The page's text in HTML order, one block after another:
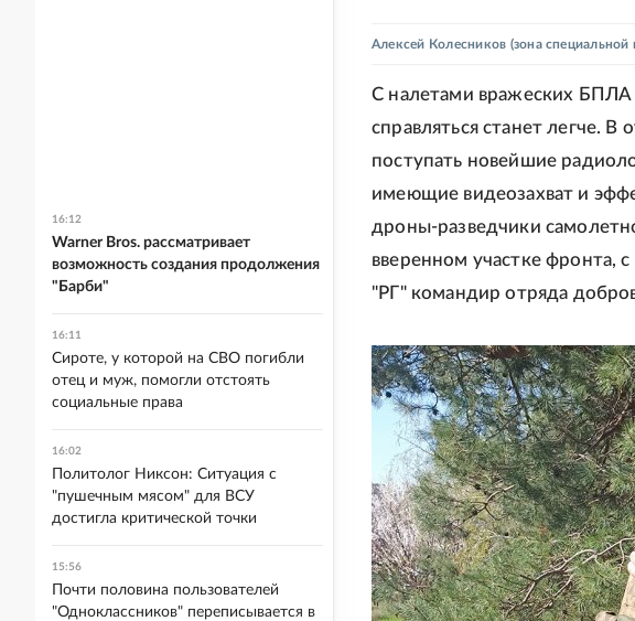
Алексей Колесников (зона
С налетами вражеских
справляться станет легче.
поступать новейшие
имеющие видеозахват и
дроны-разведчики
вверенном участке фронта,
"РГ" командир отряда
16:12
Warner Bros. рассматривает
возможность создания продолжения
"Барби"
16:11
Сироте, у которой на СВО погибли
отец и муж, помогли отстоять
социальные права
16:02
Политолог Никсон: Ситуация с
"пушечным мясом" для ВСУ
достигла критической точки
15:56
Почти половина пользователей
"Одноклассников" переписывается в